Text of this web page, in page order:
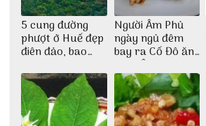
5 cung đường
phượt ở Huế đẹp
điên đảo, bao
dịch
Người Âm Phủ
ngày ngủ đêm
bay ra Cố Đô ăn
Cơm Âm Phủ
Huế